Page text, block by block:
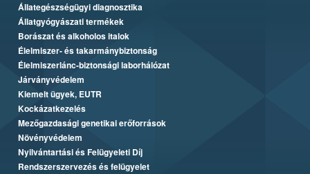
Állategészségügyi diagnosztika
Állatgyógyászati termékek
Borászat és alkoholos italok
Élelmiszer- és takarmánybiztonság
Élelmiszerlánc-biztonsági laborhálózat
Járványvédelem
Kiemelt ügyek, EUTR
Kockázatkezelés
Mezőgazdasági genetikai erőforrások
Növényvédelem
Nyilvántartási és Felügyeleti Díj
Rendszerszervezés és felügyelet